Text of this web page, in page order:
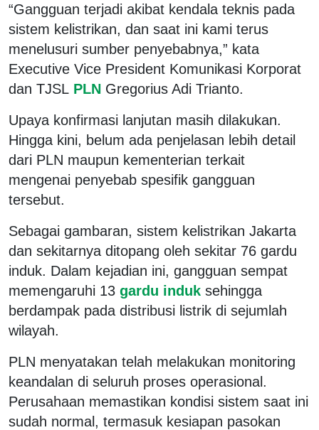
“Gangguan terjadi akibat kendala teknis pada
sistem kelistrikan, dan saat ini kami terus
menelusuri sumber penyebabnya,” kata
Executive Vice President Komunikasi Korporat
dan TJSL PLN Gregorius Adi Trianto.
Upaya konfirmasi lanjutan masih dilakukan.
Hingga kini, belum ada penjelasan lebih detail
dari PLN maupun kementerian terkait
mengenai penyebab spesifik gangguan
tersebut.
Sebagai gambaran, sistem kelistrikan Jakarta
dan sekitarnya ditopang oleh sekitar 76 gardu
induk. Dalam kejadian ini, gangguan sempat
memengaruhi 13 gardu induk sehingga
berdampak pada distribusi listrik di sejumlah
wilayah.
PLN menyatakan telah melakukan monitoring
keandalan di seluruh proses operasional.
Perusahaan memastikan kondisi sistem saat ini
sudah normal, termasuk kesiapan pasokan